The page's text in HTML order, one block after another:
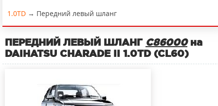
1.0TD → Передний левый шланг
ПЕРЕДНИЙ ЛЕВЫЙ ШЛАНГ C86000на
DAIHATSU CHARADE II 1.0TD (CL60)